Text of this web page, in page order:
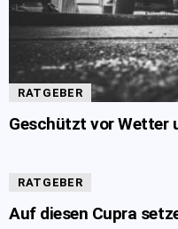
RATGEBER
Geschützt vor Wetter
RATGEBER
Auf diesen Cupra